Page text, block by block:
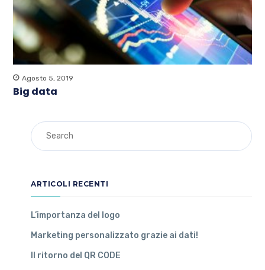
Agosto 5, 2019
Big data
ARTICOLI RECENTI
L’importanza del logo
Marketing personalizzato grazie ai dati!
Il ritorno del QR CODE